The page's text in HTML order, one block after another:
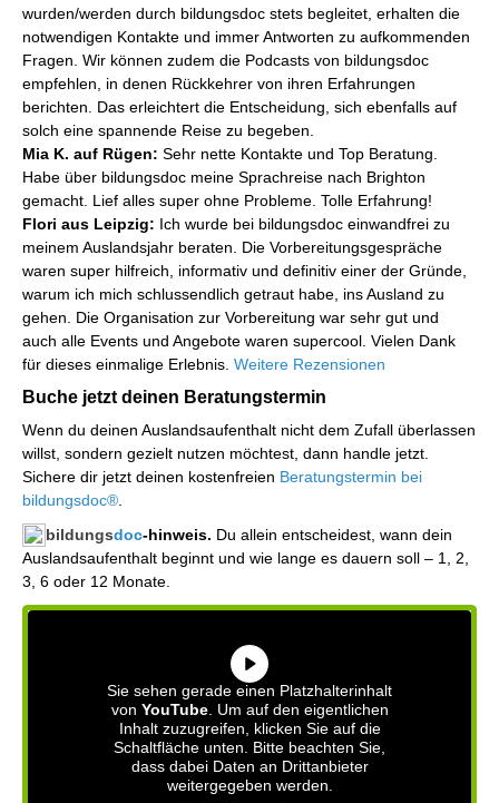
wurden/werden durch bildungsdoc stets begleitet, erhalten die
notwendigen Kontakte und immer Antworten zu aufkommenden
Fragen. Wir können zudem die Podcasts von bildungsdoc
empfehlen, in denen Rückkehrer von ihren Erfahrungen
berichten. Das erleichtert die Entscheidung, sich ebenfalls auf
solch eine spannende Reise zu begeben.
Mia K. auf Rügen: Sehr nette Kontakte und Top Beratung.
Habe über bildungsdoc meine Sprachreise nach Brighton
gemacht. Lief alles super ohne Probleme. Tolle Erfahrung!
Flori aus Leipzig: Ich wurde bei bildungsdoc einwandfrei zu
meinem Auslandsjahr beraten. Die Vorbereitungsgespräche
waren super hilfreich, informativ und definitiv einer der Gründe,
warum ich mich schlussendlich getraut habe, ins Ausland zu
gehen. Die Organisation zur Vorbereitung war sehr gut und
auch alle Events und Angebote waren supercool. Vielen Dank
für dieses einmalige Erlebnis. Weitere Rezensionen
Buche jetzt deinen Beratungstermin
Wenn du deinen Auslandsaufenthalt nicht dem Zufall überlassen
willst, sondern gezielt nutzen möchtest, dann handle jetzt.
Sichere dir jetzt deinen kostenfreien Beratungstermin bei
bildungsdoc®
bildungsdoc-hinweis. Du allein entscheidest, wann dein
Auslandsaufenthalt beginnt und wie lange es dauern soll – 1, 2,
3, 6 oder 12 Monate.
Sie sehen gerade einen Platzhalterinhalt
von YouTube. Um auf den eigentlichen
Inhalt zuzugreifen, klicken Sie auf die
Schaltfläche unten. Bitte beachten Sie,
dass dabei Daten an Drittanbieter
weitergegeben werden.